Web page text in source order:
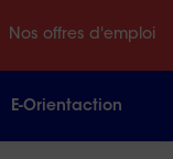
Nos offres d'emploi
E-Orientaction